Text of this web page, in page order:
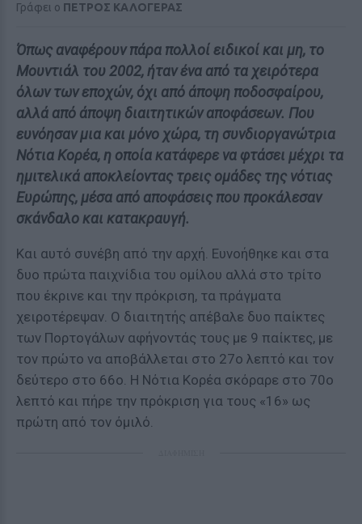
Γράφει ο ΠΕΤΡΟΣ ΚΑΛΟΓΕΡΑΣ
Όπως αναφέρουν πάρα πολλοί ειδικοί και μη, το
Μουντιάλ του 2002, ήταν ένα από τα χειρότερα
όλων των εποχών, όχι από άποψη ποδοσφαίρου,
αλλά από άποψη διαιτητικών αποφάσεων. Που
ευνόησαν μια και μόνο χώρα, τη συνδιοργανώτρια
Νότια Κορέα, η οποία κατάφερε να φτάσει μέχρι τα
ημιτελικά αποκλείοντας τρεις ομάδες της νότιας
Ευρώπης, μέσα από αποφάσεις που προκάλεσαν
σκάνδαλο και κατακραυγή.
Και αυτό συνέβη από την αρχή. Ευνοήθηκε και στα
δυο πρώτα παιχνίδια του ομίλου αλλά στο τρίτο
που έκρινε και την πρόκριση, τα πράγματα
χειροτέρεψαν. Ο διαιτητής απέβαλε δυο παίκτες
των Πορτογάλων αφήνοντάς τους με 9 παίκτες, με
τον πρώτο να αποβάλλεται στο 27ο λεπτό και τον
δεύτερο στο 66ο. Η Νότια Κορέα σκόραρε στο 70ο
λεπτό και πήρε την πρόκριση για τους «16» ως
πρώτη από τον όμιλό.